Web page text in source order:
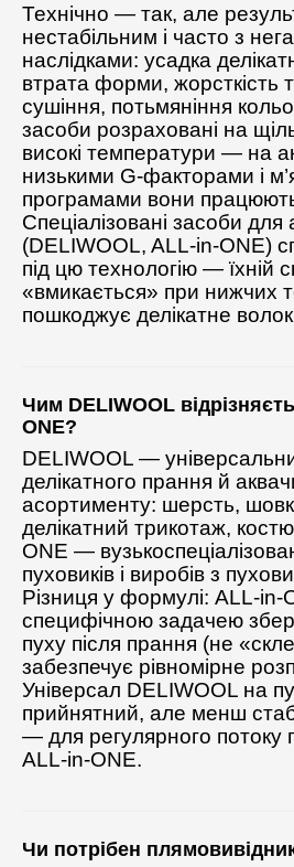
Технічно — так, але
нестабільним і часто з
наслідками: усадка
втрата форми, жорсткість
сушіння, потьмяніння
засоби розраховані на
високі температури — на
низькими G-факторами і
програмами вони
Спеціалізовані засоби для
(DELIWOOL, ALL-in-ONE)
під цю технологію — їхній
«вмикається» при нижчих
пошкоджує делікатне
Чим DELIWOOL
ONE?
DELIWOOL —
делікатного прання й
асортименту: шерсть,
делікатний трикотаж,
ONE —
пуховиків і виробів з
Різниця у формулі: ALL-in-
специфічною задачею
пуху після прання (не
забезпечує рівномірне
Універсал DELIWOOL на
прийнятний, але менш
— для регулярного потоку
ALL-in-ONE.
Чи потрібен